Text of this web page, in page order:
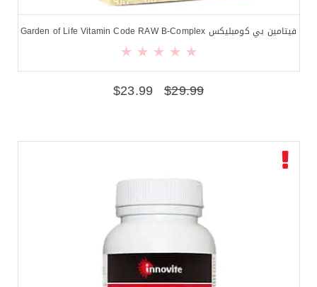
فيتامين بي كومبليكس Garden of Life Vitamin Code RAW B-Complex
$29.99
$23.99